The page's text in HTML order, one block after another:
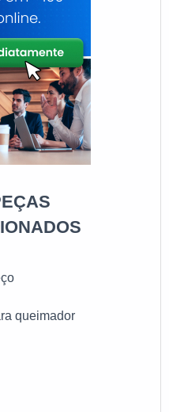
em instalações de
da marca. A PS
tem despontado no
que garantem
novos e antigos.
um orçamento
equipamentos e
para diversos países,
com a
estando
todas as
queimador